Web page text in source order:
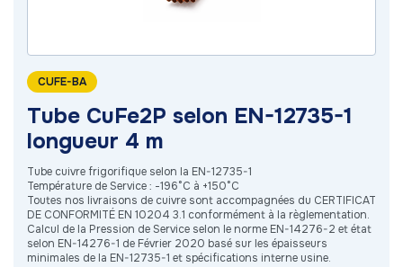
CUFE-BA
Tube CuFe2P selon EN-12735-1
longueur 4 m
Tube cuivre frigorifique selon la EN-12735-1
Température de Service : -196°C à +150°C
Toutes nos livraisons de cuivre sont accompagnées du CERTIFICAT
DE CONFORMITÉ EN 10204 3.1 conformément à la règlementation.
Calcul de la Pression de Service selon le norme EN-14276-2 et état
selon EN-14276-1 de Février 2020 basé sur les épaisseurs
minimales de la EN-12735-1 et spécifications interne usine.